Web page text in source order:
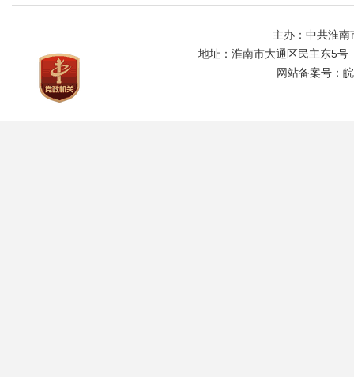
主办：中共淮
地址：淮南市大通区民主东5号
网站备案号：